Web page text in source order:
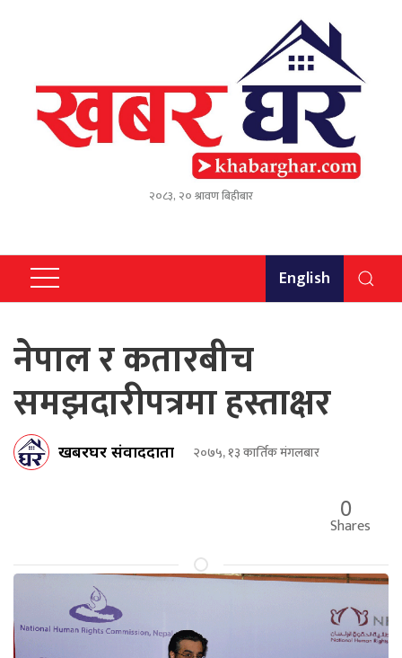
२०८३, २० श्रावण बिहीबार
English
नेपाल र कतारबीच
समझदारीपत्रमा हस्ताक्षर
खबरघर संवाददाता २०७५, १३ कार्तिक मंगलबार
0
Shares